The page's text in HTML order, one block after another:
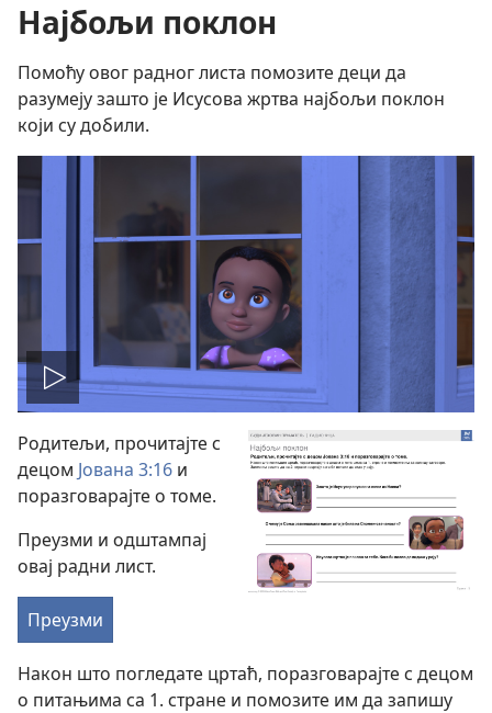
Најбољи поклон
Помоћу овог радног листа помозите деци да
разумеју зашто је Исусова жртва најбољи поклон
који су добили.
Покрени
филм
Родитељи, прочитајте с
децом Јована 3:16 и
поразговарајте о томе.
Преузми и одштампај
овај радни лист.
Преузми
Након што погледате цртаћ, поразговарајте с децом
о питањима са 1. стране и помозите им да запишу